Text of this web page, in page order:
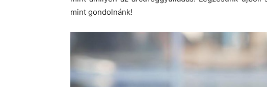
mint gondolnánk!